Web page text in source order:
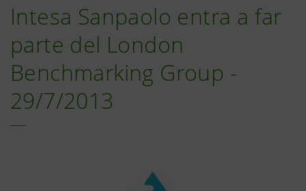
Intesa Sanpaolo entra a far
parte del London
Benchmarking Group -
29/7/2013